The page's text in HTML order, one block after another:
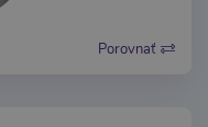
Porovnať